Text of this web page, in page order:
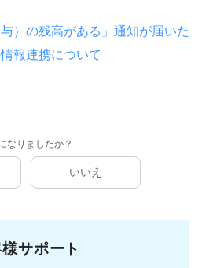
）の残高がある」通知が届いた
報連携について
なりましたか？
いいえ
サポート